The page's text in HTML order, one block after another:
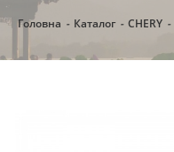
Головна Каталог CHERY